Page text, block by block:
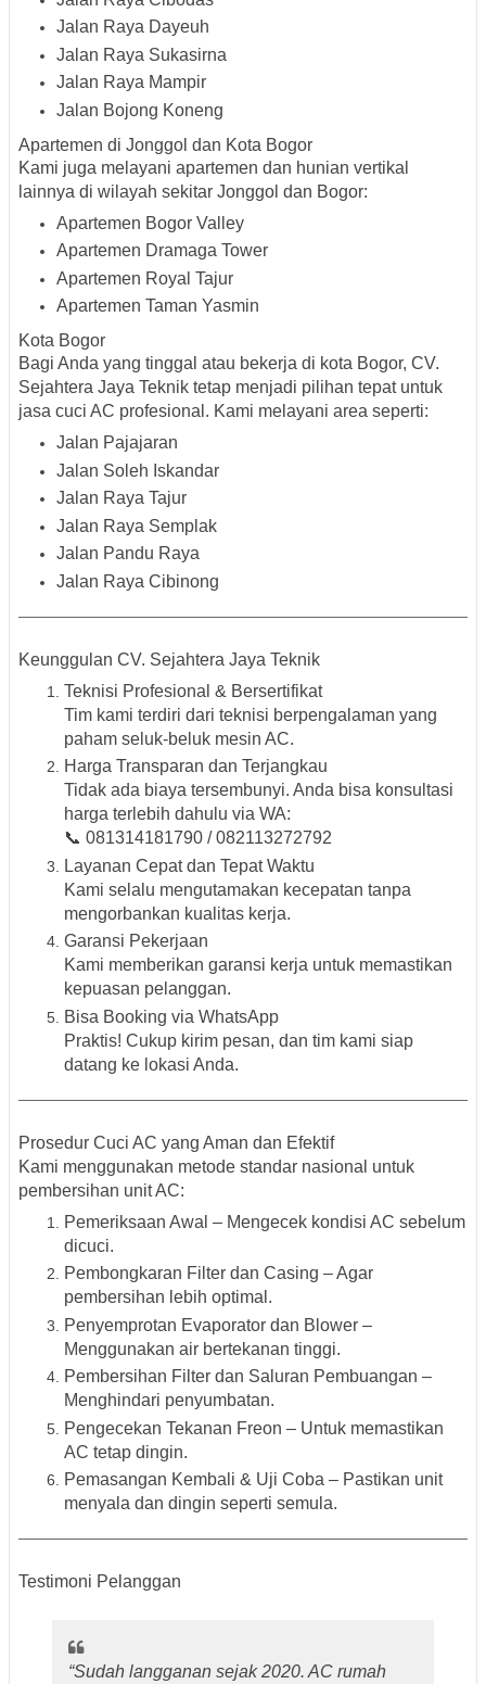
Jalan Raya Dayeuh
Jalan Raya Sukasirna
Jalan Raya Mampir
Jalan Bojong Koneng
Apartemen di Jonggol dan Kota Bogor
Kami juga melayani apartemen dan hunian vertikal
lainnya di wilayah sekitar Jonggol dan Bogor:
Apartemen Bogor Valley
Apartemen Dramaga Tower
Apartemen Royal Tajur
Apartemen Taman Yasmin
Kota Bogor
Bagi Anda yang tinggal atau bekerja di kota Bogor, CV.
Sejahtera Jaya Teknik tetap menjadi pilihan tepat untuk
jasa cuci AC profesional. Kami melayani area seperti:
Jalan Pajajaran
Jalan Soleh Iskandar
Jalan Raya Tajur
Jalan Raya Semplak
Jalan Pandu Raya
Jalan Raya Cibinong
Keunggulan CV. Sejahtera Jaya Teknik
Teknisi Profesional & Bersertifikat
Tim kami terdiri dari teknisi berpengalaman yang
paham seluk-beluk mesin AC.
Harga Transparan dan Terjangkau
Tidak ada biaya tersembunyi. Anda bisa konsultasi
harga terlebih dahulu via WA:
📞 081314181790 / 082113272792
Layanan Cepat dan Tepat Waktu
Kami selalu mengutamakan kecepatan tanpa
mengorbankan kualitas kerja.
Garansi Pekerjaan
Kami memberikan garansi kerja untuk memastikan
kepuasan pelanggan.
Bisa Booking via WhatsApp
Praktis! Cukup kirim pesan, dan tim kami siap
datang ke lokasi Anda.
Prosedur Cuci AC yang Aman dan Efektif
Kami menggunakan metode standar nasional untuk
pembersihan unit AC:
Pemeriksaan Awal – Mengecek kondisi AC sebelum
dicuci.
Pembongkaran Filter dan Casing – Agar
pembersihan lebih optimal.
Penyemprotan Evaporator dan Blower –
Menggunakan air bertekanan tinggi.
Pembersihan Filter dan Saluran Pembuangan –
Menghindari penyumbatan.
Pengecekan Tekanan Freon – Untuk memastikan
AC tetap dingin.
Pemasangan Kembali & Uji Coba – Pastikan unit
menyala dan dingin seperti semula.
Testimoni Pelanggan
“Sudah langganan sejak 2020. AC rumah